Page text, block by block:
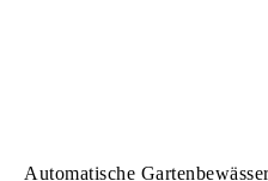
Automatische